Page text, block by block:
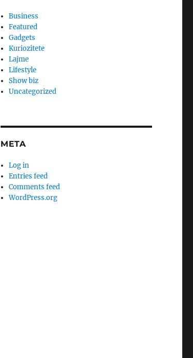
Business
Featured
Gadgets
Kuriozitete
Lajme
Lifestyle
Show biz
Uncategorized
META
Log in
Entries feed
Comments feed
WordPress.org